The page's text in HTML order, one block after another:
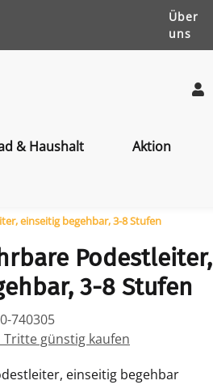
Über
uns
& Haushalt Aktion
einseitig begehbar, 3-8 Stufen
Podestleiter,
3-8 Stufen
740305
günstig kaufen
einseitig begehbar